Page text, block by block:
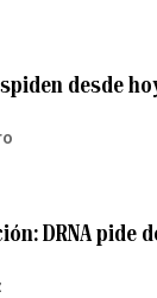
desde
DRNA pide